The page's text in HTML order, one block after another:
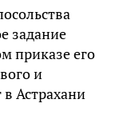
задание
приказе его
и
Астрахани